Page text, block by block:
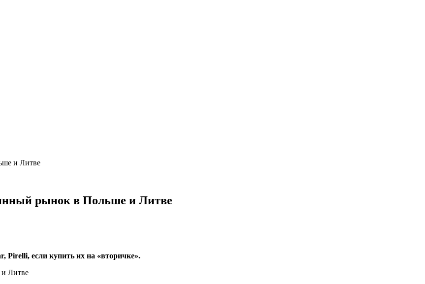
и Литве
рынок в Польше и Литве
Pirelli, если купить их на «вторичке».